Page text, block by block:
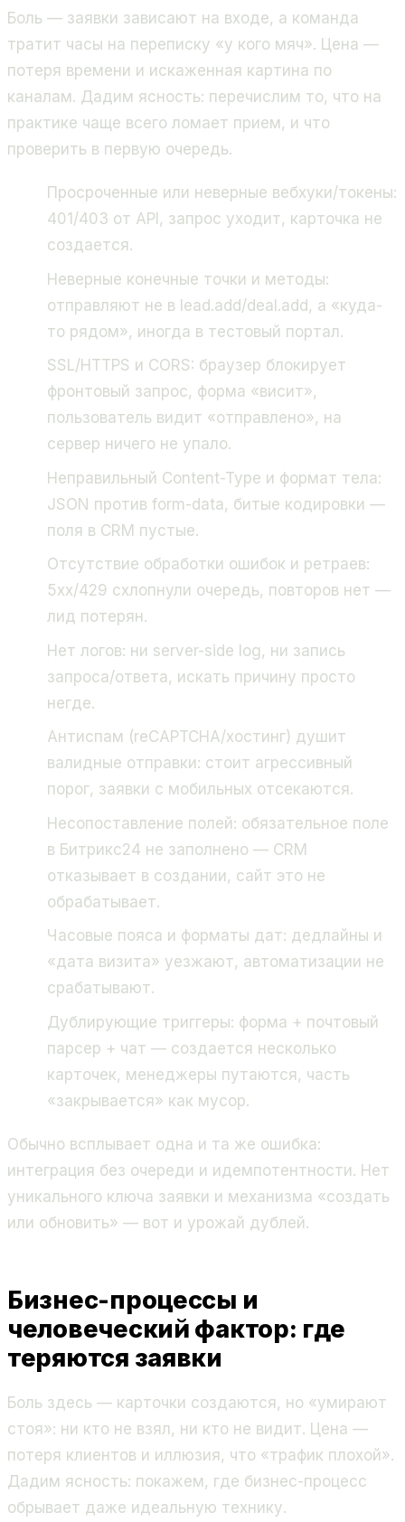
Боль — заявки зависают на входе, а команда
тратит часы на переписку «у кого мяч». Цена —
потеря времени и искаженная картина по
каналам. Дадим ясность: перечислим то, что на
практике чаще всего ломает прием, и что
проверить в первую очередь.
Просроченные или неверные вебхуки/токены:
401/403 от API, запрос уходит, карточка не
создается.
Неверные конечные точки и методы:
отправляют не в lead.add/deal.add, а «куда-
то рядом», иногда в тестовый портал.
SSL/HTTPS и CORS: браузер блокирует
фронтовый запрос, форма «висит»,
пользователь видит «отправлено», на
сервер ничего не упало.
Неправильный Content-Type и формат тела:
JSON против form-data, битые кодировки —
поля в CRM пустые.
Отсутствие обработки ошибок и ретраев:
5xx/429 схлопнули очередь, повторов нет —
лид потерян.
Нет логов: ни server-side log, ни запись
запроса/ответа, искать причину просто
негде.
Антиспам (reCAPTCHA/хостинг) душит
валидные отправки: стоит агрессивный
порог, заявки с мобильных отсекаются.
Несопоставление полей: обязательное поле
в Битрикс24 не заполнено — CRM
отказывает в создании, сайт это не
обрабатывает.
Часовые пояса и форматы дат: дедлайны и
«дата визита» уезжают, автоматизации не
срабатывают.
Дублирующие триггеры: форма + почтовый
парсер + чат — создается несколько
карточек, менеджеры путаются, часть
«закрывается» как мусор.
Обычно всплывает одна и та же ошибка:
интеграция без очереди и идемпотентности. Нет
уникального ключа заявки и механизма «создать
или обновить» — вот и урожай дублей.
Бизнес-процессы и
человеческий фактор: где
теряются заявки
Боль здесь — карточки создаются, но «умирают
стоя»: ни кто не взял, ни кто не видит. Цена —
потеря клиентов и иллюзия, что «трафик плохой».
Дадим ясность: покажем, где бизнес-процесс
обрывает даже идеальную технику.